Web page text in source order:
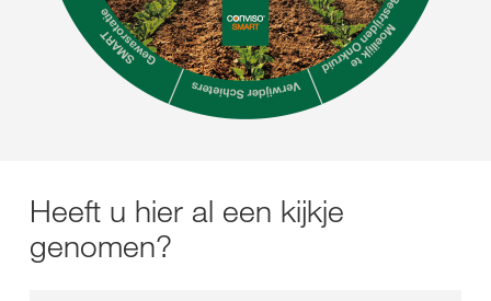
Heeft u hier al een kijkje
genomen?